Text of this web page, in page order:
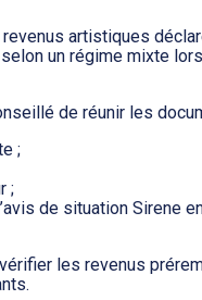
artistiques
un régime mixte
de réunir les
;
;
de situation Sirene
les revenus